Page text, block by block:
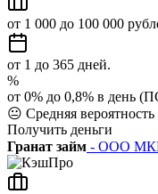
от 1 000 до 100 000
от 1 до 365 дней.
%
от 0% до 0,8% в день
😐 Средняя
Получить деньги
Гранат займ - ООО